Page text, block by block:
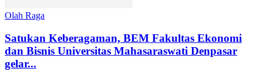
Olah Raga
Satukan Keberagaman, BEM Fakultas Ekonomi
dan Bisnis Universitas Mahasaraswati Denpasar
gelar...